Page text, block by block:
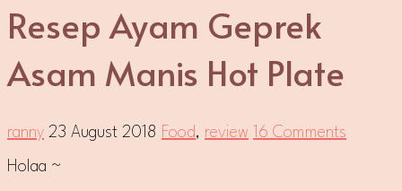
Resep Ayam Geprek
Asam Manis Hot Plate
ranny 23 August 2018 Food, review 16 Comments
Holaa ~